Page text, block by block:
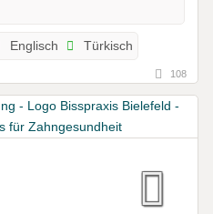
Englisch Türkisch
108